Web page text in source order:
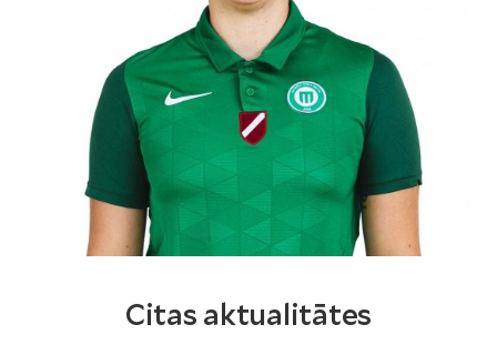
Citas aktualitātes